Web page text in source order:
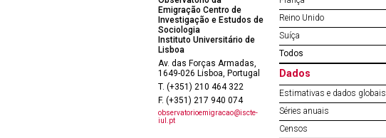
Emigração Centro de
Investigação e Estudos de
Sociologia
Instituto Universitário de
Lisboa
Av. das Forças Armadas,
1649-026 Lisboa, Portugal
T. (+351) 210 464 322
F. (+351) 217 940 074
observatorioemigracao@iscte-
iul.pt
Reino Unido
Suíça
Todos
Dados
Estimativas e dados globais
Séries anuais
Censos